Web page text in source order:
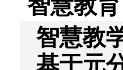
智慧教育
智慧教
基于元